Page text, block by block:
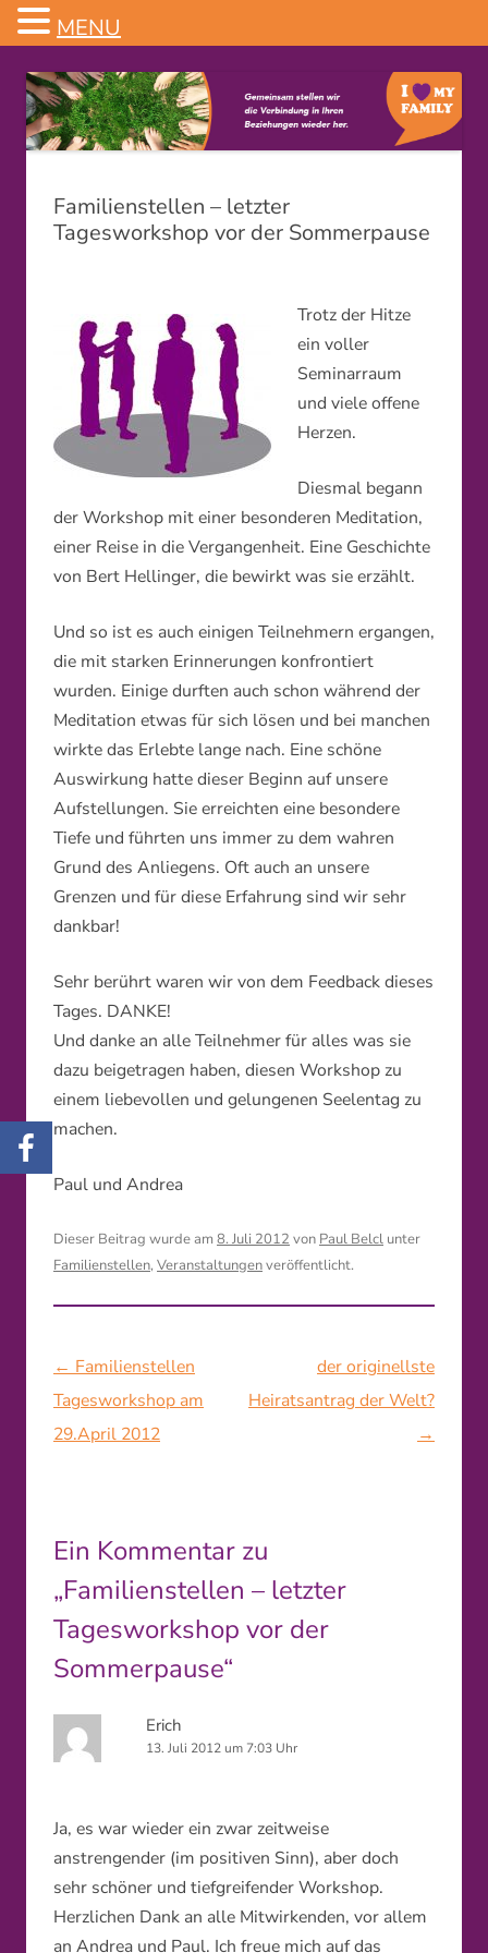
Familienstellen – letzter
Tagesworkshop vor der Sommerpause
Trotz der Hitze
ein voller
Seminarraum
und viele offene
Herzen.
Diesmal begann
der Workshop mit einer besonderen Meditation,
einer Reise in die Vergangenheit. Eine Geschichte
von Bert Hellinger, die bewirkt was sie erzählt.
Und so ist es auch einigen Teilnehmern ergangen,
die mit starken Erinnerungen konfrontiert
wurden. Einige durften auch schon während der
Meditation etwas für sich lösen und bei manchen
wirkte das Erlebte lange nach. Eine schöne
Auswirkung hatte dieser Beginn auf unsere
Aufstellungen. Sie erreichten eine besondere
Tiefe und führten uns immer zu dem wahren
Grund des Anliegens. Oft auch an unsere
Grenzen und für diese Erfahrung sind wir sehr
dankbar!
Sehr berührt waren wir von dem Feedback dieses
Tages. DANKE!
Und danke an alle Teilnehmer für alles was sie
dazu beigetragen haben, diesen Workshop zu
einem liebevollen und gelungenen Seelentag zu
machen.
Paul und Andrea
Dieser Beitrag wurde am 8. Juli 2012 von Paul Belcl unter
Familienstellen, Veranstaltungenveröffentlicht.
Beitragsnavigation
← Familienstellen
Tagesworkshop am
29.April 2012
der originellste
Heiratsantrag der Welt?
→
Ein Kommentar zu
„Familienstellen – letzter
Tagesworkshop vor der
Sommerpause“
Erich
13. Juli 2012 um 7:03 Uhr
Ja, es war wieder ein zwar zeitweise
anstrengender (im positiven Sinn), aber doch
sehr schöner und tiefgreifender Workshop.
Herzlichen Dank an alle Mitwirkenden, vor allem
an Andrea und Paul. Ich freue mich auf das
MENU